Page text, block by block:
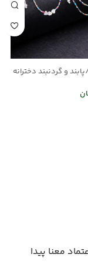
و گردنبند دخترانه
معنا پیدا